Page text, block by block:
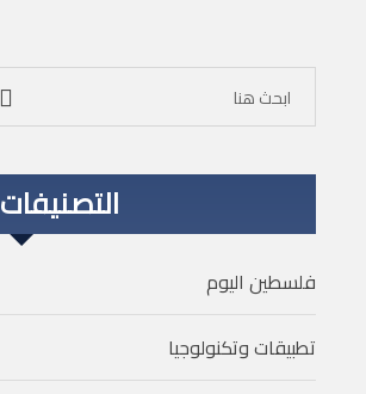
التصنيفات
فلسطين اليوم
تطبيقات وتكنولوجيا